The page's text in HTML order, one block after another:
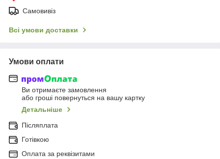
Самовивіз
Всі умови доставки
Умови оплати
Ви отримаєте замовлення
або гроші повернуться на вашу картку
Детальніше
Післяплата
Готівкою
Оплата за реквізитами